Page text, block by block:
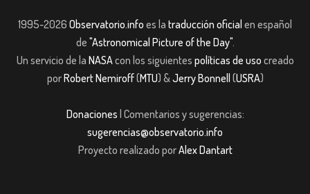
1995-2026 Observatorio.info es la traducción oficial en español
de "Astronomical Picture of the Day".
Un servicio de la NASAcon los siguientes políticas de uso creado
porRobert Nemiroff(MTU) &Jerry Bonnell (USRA)
Donaciones | Comentarios y sugerencias:
sugerencias@observatorio.info
Proyecto realizado porAlex Dantart